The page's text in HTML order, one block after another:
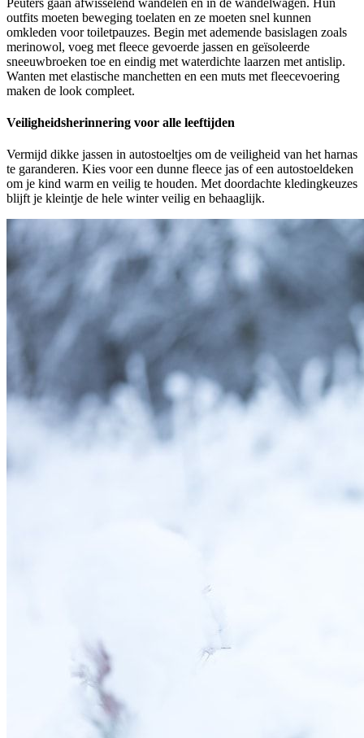
outfits moeten beweging toelaten en ze moeten snel kunnen
omkleden voor toiletpauzes. Begin met ademende basislagen zoals
merinowol, voeg met fleece gevoerde jassen en geïsoleerde
sneeuwbroeken toe en eindig met waterdichte laarzen met antislip.
Wanten met elastische manchetten en een muts met fleecevoering
maken de look compleet.
Veiligheidsherinnering voor alle leeftijden
Vermijd dikke jassen in autostoeltjes om de veiligheid van het harnas
te garanderen. Kies voor een dunne fleece jas of een autostoeldeken
om je kind warm en veilig te houden. Met doordachte kledingkeuzes
blijft je kleintje de hele winter veilig en behaaglijk.